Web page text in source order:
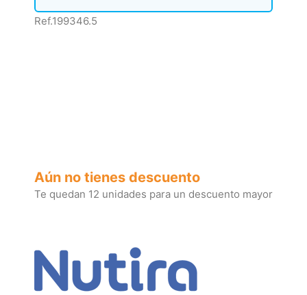
Ref.199346.5
Aún no tienes descuento
Te quedan 12 unidades para un descuento mayor